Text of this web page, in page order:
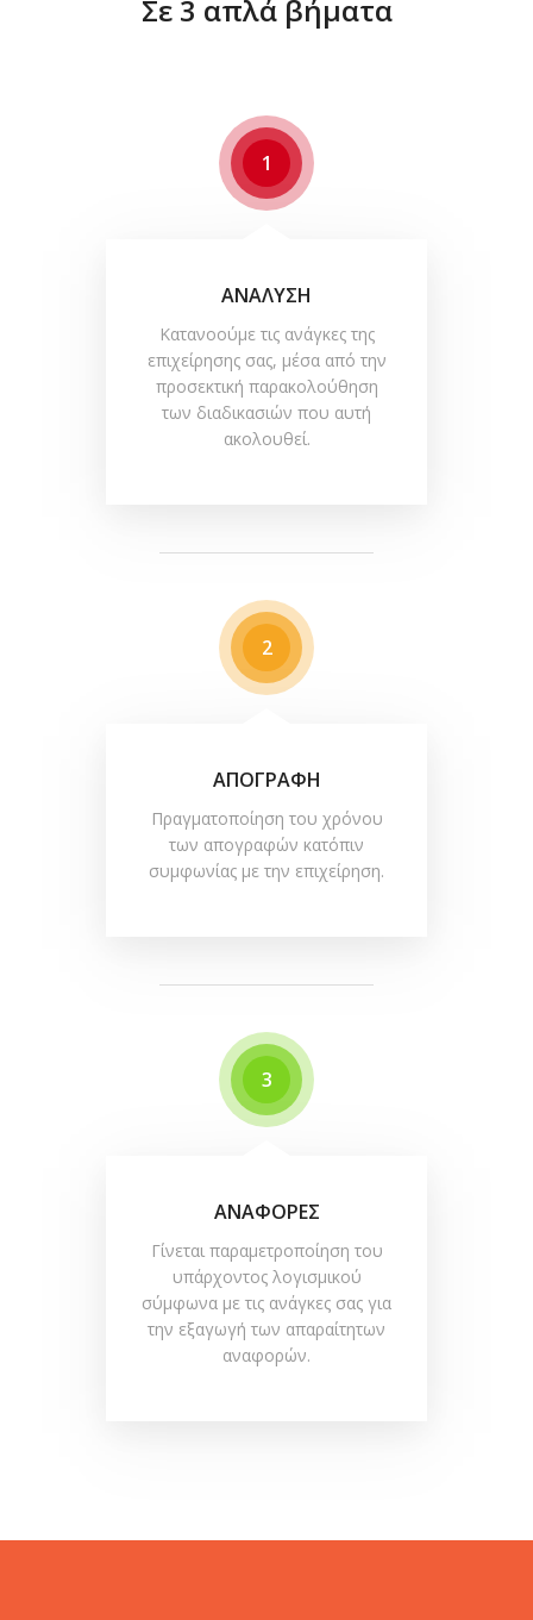
Σε 3 απλά βήματα
1
ΑΝΑΛΥΣΗ
Κατανοούμε τις ανάγκες της
επιχείρησης σας, μέσα από την
προσεκτική παρακολούθηση
των διαδικασιών που αυτή
ακολουθεί.
2
ΑΠΟΓΡΑΦΗ
Πραγματοποίηση του χρόνου
των απογραφών κατόπιν
συμφωνίας με την επιχείρηση.
3
ΑΝΑΦΟΡΕΣ
Γίνεται παραμετροποίηση του
υπάρχοντος λογισμικού
σύμφωνα με τις ανάγκες σας για
την εξαγωγή των απαραίτητων
αναφορών.